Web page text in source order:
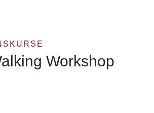
Workshop